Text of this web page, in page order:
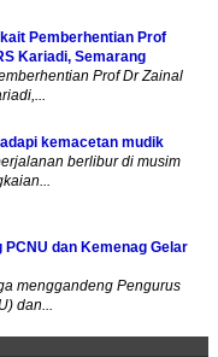
Pemberhentian Prof
Kariadi, Semarang
Prof Dr Zainal
kemacetan mudik
berlibur di musim
dan Kemenag Gelar
menggandeng Pengurus
dan...